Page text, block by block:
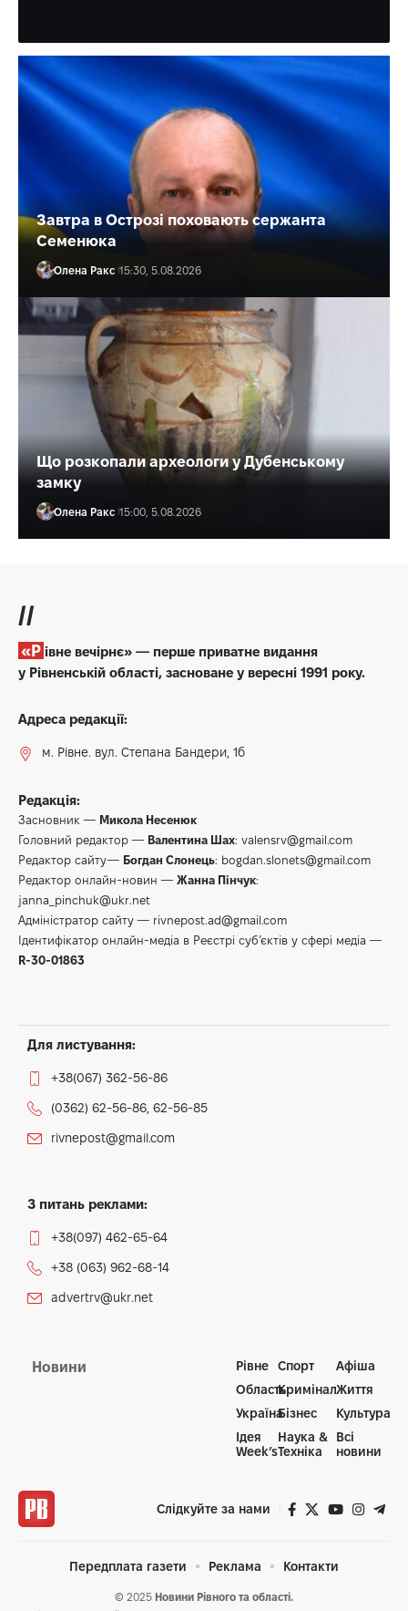
Завтра в Острозі поховають сержанта
Семенюка
Олена Ракс 15:30, 5.08.2026
Що розкопали археологи у Дубенському
замку
Олена Ракс 15:00, 5.08.2026
//
«Рівне вечірнє» — перше приватне видання
у Рівненській області, засноване у вересні 1991 року.
Адреса редакції:
м. Рівне. вул. Степана Бандери, 1б
Редакція:
Засновник — Микола Несенюк
Головний редактор — Валентина Шах: valensrv@gmail.com
Редактор сайту— Богдан Слонець: bogdan.slonets@gmail.com
Редактор онлайн-новин — Жанна Пінчук:
janna_pinchuk@ukr.net
Адміністратор сайту — rivnepost.ad@gmail.com
Ідентифікатор онлайн-медіа в Реєстрі суб’єктів у сфері медіа —
R-30-01863
Для листування:
+38(067) 362-56-86
(0362) 62-56-86, 62-56-85
rivnepost@gmail.com
З питань реклами:
+38(097) 462-65-64
+38 (063) 962-68-14
advertrv@ukr.net
Новини
Рівне
Область
Україна
Ідея
Week’s
Спорт
Кримінал
Бізнес
Наука &
Техніка
Афіша
Життя
Культура
Всі
новини
Слідкуйте за нами
© 2025 Новини Рівного та області.
Передплата газети Реклама Контакти